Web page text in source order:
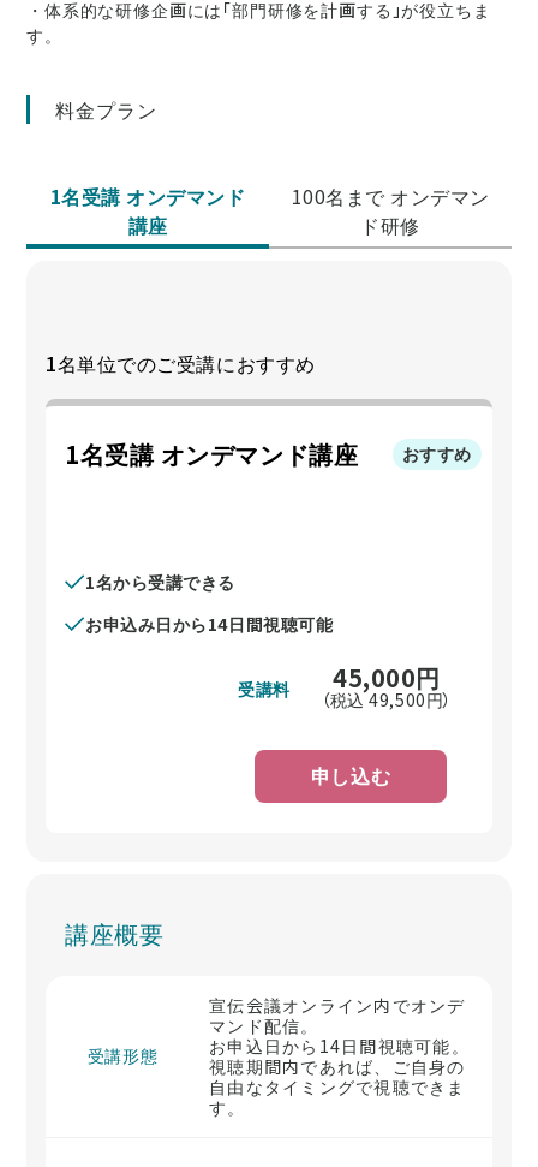
・体系的な研修企画には「部門研修を計画する」が役立ちま
す。
料金プラン
1名受講 オンデマンド
講座
100名まで オンデマン
ド研修
1名単位でのご受講におすすめ
1名受講 オンデマンド講座 おすすめ
1名から受講できる
お申込み日から14日間視聴可能
受講料 45,000円
（税込49,500円）
申し込む
講座概要
受講形態
宣伝会議オンライン内でオンデ
マンド配信。
お申込日から14日間視聴可能。
視聴期間内であれば、ご自身の
自由なタイミングで視聴できま
す。